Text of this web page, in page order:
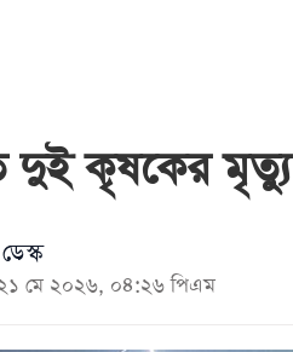
দুই কৃষকের মৃত্যু
২১ মে ২০২৬, ০৪:২৬ পিএম